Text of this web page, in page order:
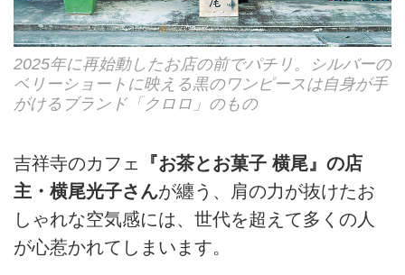
2025年に再始動したお店の前でパチリ。シルバーの
ベリーショートに映える黒のワンピースは自身が手
がけるブランド「クロロ」のもの
吉祥寺のカフェ
『お茶とお菓子 横尾』の店
主・横尾光子さんが纏う、肩の力が抜けたお
しゃれな空気感には、世代を超えて多くの人
が心惹かれてしまいます。